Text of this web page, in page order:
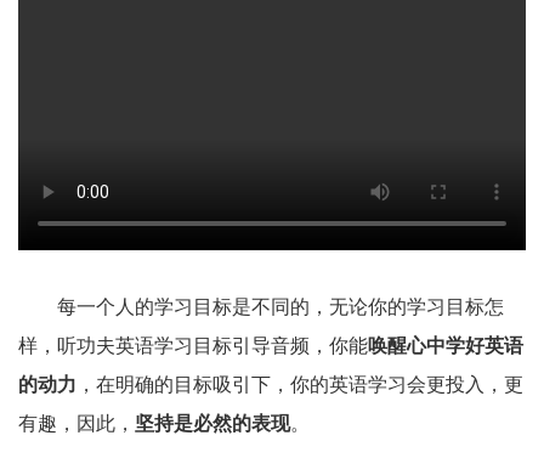
每一个人的学习目标是不同的，无论你的学习目标怎
样，听功夫英语学习目标引导音频，你能唤醒心中学好英语
的动力 ，在明确的目标吸引下，你的英语学习会更投入，更
有趣，因此， 坚持是必然的表现。